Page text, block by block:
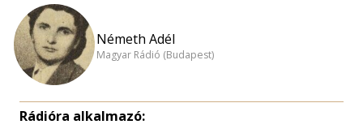
Németh Adél
Magyar Rádió (Budapest)
Rádióra alkalmazó: